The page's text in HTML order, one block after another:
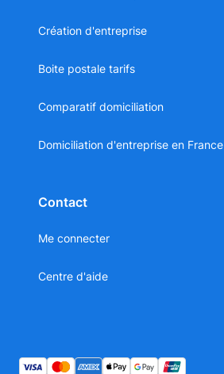
Création d'entreprise
Boite postale tarifs
Comparatif domiciliation
Domiciliation d'entreprise en France
Contact
Me connecter
Centre d'aide